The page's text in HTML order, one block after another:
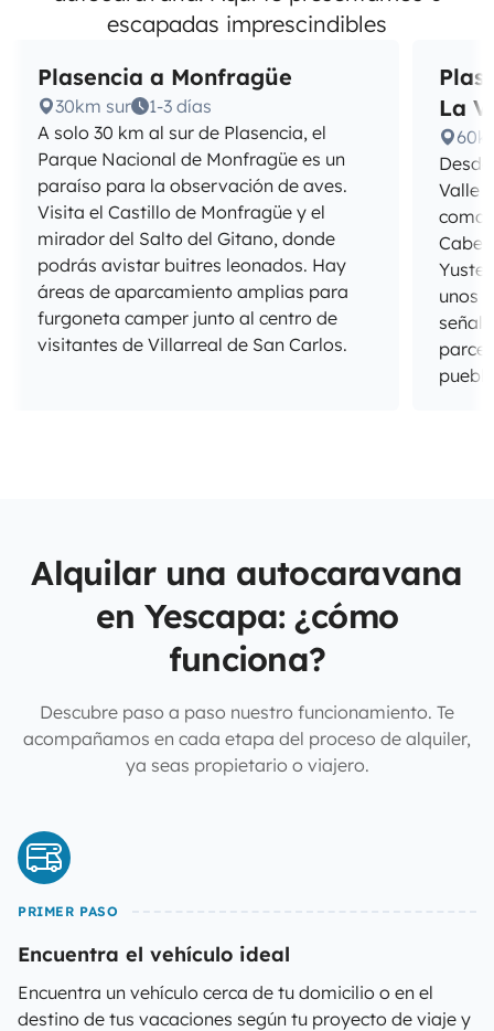
escapadas imprescindibles
Plasencia a Monfragüe
30km sur
1-3 días
A solo 30 km al sur de Plasencia, el
Parque Nacional de Monfragüe es un
paraíso para la observación de aves.
Visita el Castillo de Monfragüe y el
mirador del Salto del Gitano, donde
podrás avistar buitres leonados. Hay
áreas de aparcamiento amplias para
furgoneta camper junto al centro de
visitantes de Villarreal de San Carlos.
La
Valle
unos
Alquilar una autocaravana
en Yescapa: ¿cómo
funciona?
Descubre paso a paso nuestro funcionamiento. Te
acompañamos en cada etapa del proceso de alquiler,
ya seas propietario o viajero.
PRIMER PASO
Encuentra el vehículo ideal
Encuentra un vehículo cerca de tu domicilio o en el
destino de tus vacaciones según tu proyecto de viaje y